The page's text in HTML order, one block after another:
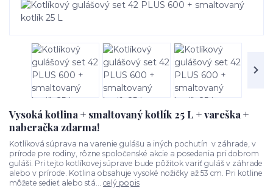
Vysoká kotlina + smaltovaný kotlík 25 L + vareška +
naberačka zdarma!
Kotlíková súprava na varenie gulášu a iných pochutín v záhrade, v
prírode pre rodiny, rôzne spoločenské akcie a posedenia pri dobrom
guláši. Pri tejto kotlíkovej súprave bude pôžitok variť guláš v záhrade
alebo v prírode. Kotlina obsahuje vysoké nožičky až 53 cm. Pri kotline
môžete sedieť alebo stá... celý popis